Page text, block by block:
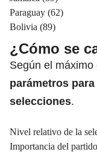
Paraguay (62)
Bolivia (89)
¿Cómo se
Según el máximo
parámetros
selecciones.
Nivel relativo de la
Importancia del